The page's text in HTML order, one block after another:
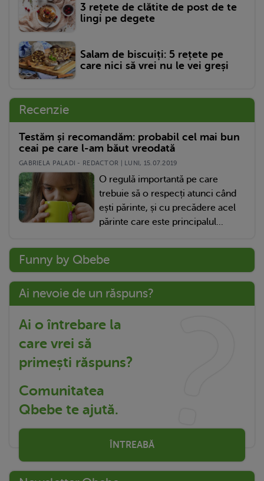
3 rețete de clătite de post de te
lingi pe degete
Salam de biscuiți: 5 rețete pe
care nici să vrei nu le vei greși
Recenzie
Testăm și recomandăm: probabil cel mai bun
ceai pe care l-am băut vreodată
GABRIELA PALADI - REDACTOR | LUNI, 15.07.2019
O regulă importantă pe care
trebuie să o respecți atunci când
ești părinte, și cu precădere acel
părinte care este principalul...
Funny by Qbebe
Ai nevoie de un răspuns?
Ai o întrebare la
care vrei să
primești răspuns?
Comunitatea
Qbebe te ajută.
ÎNTREABĂ